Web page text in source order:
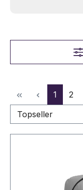
Seite
1 Seite
2